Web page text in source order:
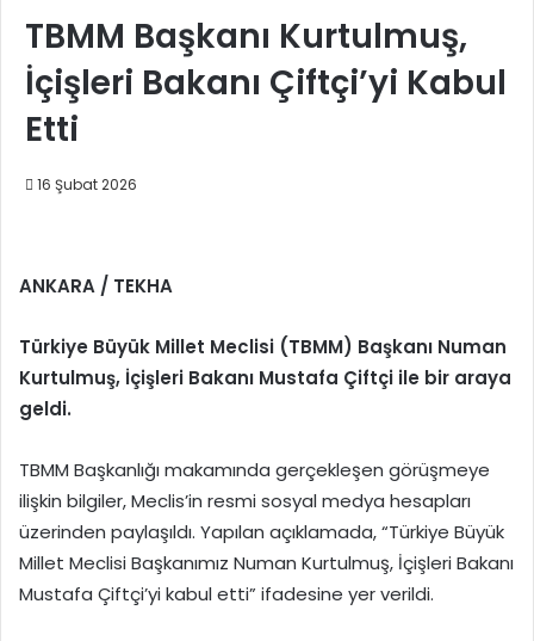
TBMM Başkanı Kurtulmuş,
İçişleri Bakanı Çiftçi’yi Kabul
Etti
16 Şubat 2026
ANKARA / TEKHA
Türkiye Büyük Millet Meclisi (TBMM) Başkanı Numan
Kurtulmuş, İçişleri Bakanı Mustafa Çiftçi ile bir araya
geldi.
TBMM Başkanlığı makamında gerçekleşen görüşmeye
ilişkin bilgiler, Meclis’in resmi sosyal medya hesapları
üzerinden paylaşıldı. Yapılan açıklamada, “Türkiye Büyük
Millet Meclisi Başkanımız Numan Kurtulmuş, İçişleri Bakanı
Mustafa Çiftçi’yi kabul etti” ifadesine yer verildi.